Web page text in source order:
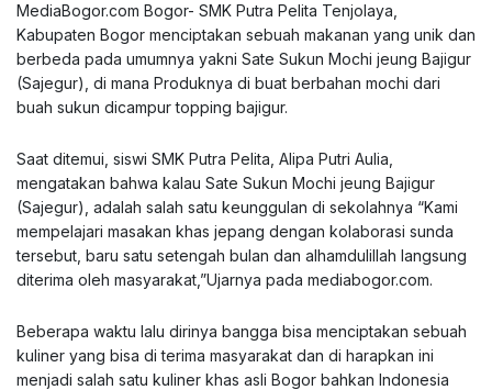
MediaBogor.com Bogor- SMK Putra Pelita Tenjolaya,
Kabupaten Bogor menciptakan sebuah makanan yang unik dan
berbeda pada umumnya yakni Sate Sukun Mochi jeung Bajigur
(Sajegur), di mana Produknya di buat berbahan mochi dari
buah sukun dicampur topping bajigur.
Saat ditemui, siswi SMK Putra Pelita, Alipa Putri Aulia,
mengatakan bahwa kalau Sate Sukun Mochi jeung Bajigur
(Sajegur), adalah salah satu keunggulan di sekolahnya “Kami
mempelajari masakan khas jepang dengan kolaborasi sunda
tersebut, baru satu setengah bulan dan alhamdulillah langsung
diterima oleh masyarakat,”Ujarnya pada mediabogor.com.
Beberapa waktu lalu dirinya bangga bisa menciptakan sebuah
kuliner yang bisa di terima masyarakat dan di harapkan ini
menjadi salah satu kuliner khas asli Bogor bahkan Indonesia